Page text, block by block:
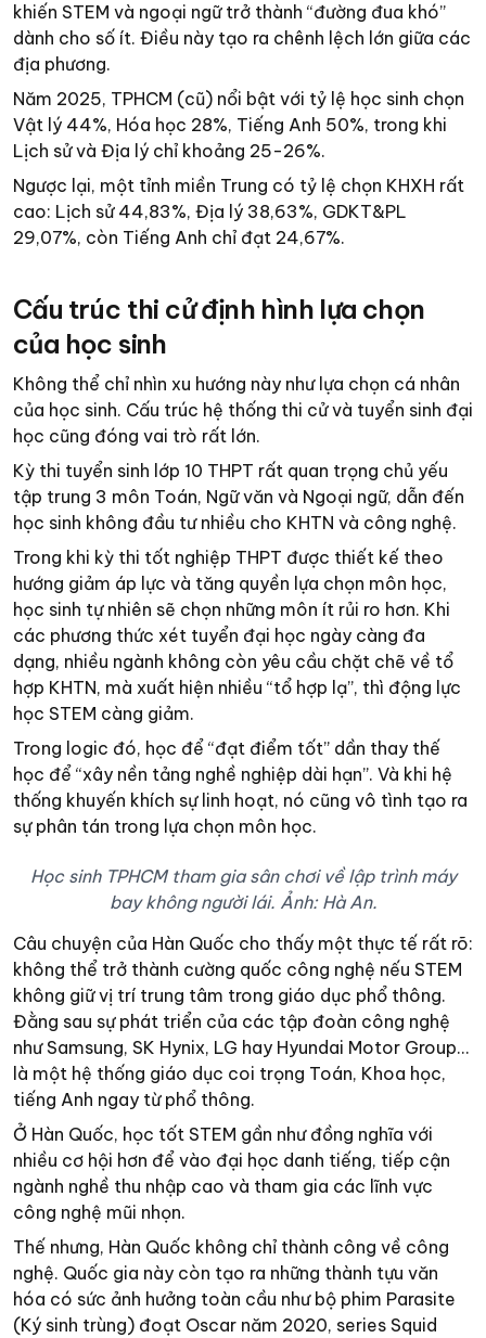
khiến STEM và ngoại ngữ trở thành “đường đua khó”
dành cho số ít. Điều này tạo ra chênh lệch lớn giữa các
địa phương.
Năm 2025, TPHCM (cũ) nổi bật với tỷ lệ học sinh chọn
Vật lý 44%, Hóa học 28%, Tiếng Anh 50%, trong khi
Lịch sử và Địa lý chỉ khoảng 25-26%.
Ngược lại, một tỉnh miền Trung có tỷ lệ chọn KHXH rất
cao: Lịch sử 44,83%, Địa lý 38,63%, GDKT&PL
29,07%, còn Tiếng Anh chỉ đạt 24,67%.
Cấu trúc thi cử định hình lựa chọn
của học sinh
Không thể chỉ nhìn xu hướng này như lựa chọn cá nhân
của học sinh. Cấu trúc hệ thống thi cử và tuyển sinh đại
học cũng đóng vai trò rất lớn.
Kỳ thi tuyển sinh lớp 10 THPT rất quan trọng chủ yếu
tập trung 3 môn Toán, Ngữ văn và Ngoại ngữ, dẫn đến
học sinh không đầu tư nhiều cho KHTN và công nghệ.
Trong khi kỳ thi tốt nghiệp THPT được thiết kế theo
hướng giảm áp lực và tăng quyền lựa chọn môn học,
học sinh tự nhiên sẽ chọn những môn ít rủi ro hơn. Khi
các phương thức xét tuyển đại học ngày càng đa
dạng, nhiều ngành không còn yêu cầu chặt chẽ về tổ
hợp KHTN, mà xuất hiện nhiều “tổ hợp lạ”, thì động lực
học STEM càng giảm.
Trong logic đó, học để “đạt điểm tốt” dần thay thế
học để “xây nền tảng nghề nghiệp dài hạn”. Và khi hệ
thống khuyến khích sự linh hoạt, nó cũng vô tình tạo ra
sự phân tán trong lựa chọn môn học.
Học sinh TPHCM tham gia sân chơi về lập trình máy
bay không người lái. Ảnh: Hà An.
Câu chuyện của Hàn Quốc cho thấy một thực tế rất rõ:
không thể trở thành cường quốc công nghệ nếu STEM
không giữ vị trí trung tâm trong giáo dục phổ thông.
Đằng sau sự phát triển của các tập đoàn công nghệ
như Samsung, SK Hynix, LG hay Hyundai Motor Group...
là một hệ thống giáo dục coi trọng Toán, Khoa học,
tiếng Anh ngay từ phổ thông.
Ở Hàn Quốc, học tốt STEM gần như đồng nghĩa với
nhiều cơ hội hơn để vào đại học danh tiếng, tiếp cận
ngành nghề thu nhập cao và tham gia các lĩnh vực
công nghệ mũi nhọn.
Thế nhưng, Hàn Quốc không chỉ thành công về công
nghệ. Quốc gia này còn tạo ra những thành tựu văn
hóa có sức ảnh hưởng toàn cầu như bộ phim Parasite
(Ký sinh trùng) đoạt Oscar năm 2020, series Squid